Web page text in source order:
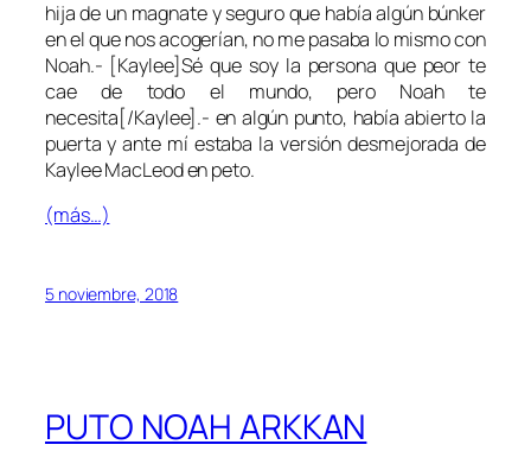
hija de un magnate y seguro que había algún búnker
en el que nos acogerían, no me pasaba lo mismo con
Noah.- [Kaylee]Sé que soy la persona que peor te
cae de todo el mundo, pero Noah te
necesita[/Kaylee].- en algún punto, había abierto la
puerta y ante mí estaba la versión desmejorada de
Kaylee MacLeod en peto.
(más…)
5 noviembre, 2018
PUTO NOAH ARKKAN